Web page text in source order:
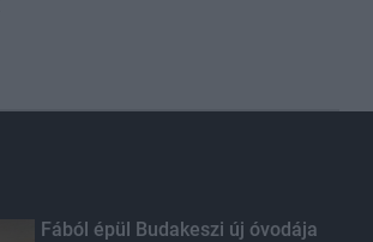
Fából épül Budakeszi új óvodája